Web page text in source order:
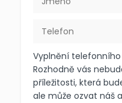
Vyplnění
Rozhodně vás
příležitosti, která
ale může ozvat náš